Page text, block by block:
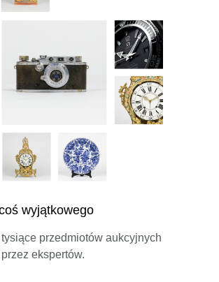
wyjątkowego
przedmiotów aukcyjnych
ekspertów.